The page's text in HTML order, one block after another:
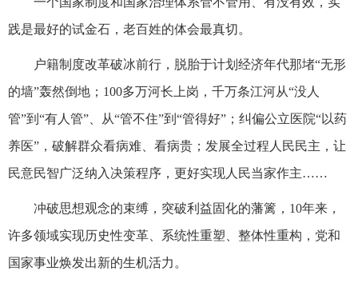
践是最好的试金石，老百姓的体会最真切。
户籍制度改革破冰前行，脱胎于计划经济年代那堵“无形
的墙”轰然倒地；100多万河长上岗，千万条江河从“没人
管”到“有人管”、从“管不住”到“管得好”；纠偏公立医院“以药
养医”，破解群众看病难、看病贵；发展全过程人民民主，让
民意民智广泛纳入决策程序，更好实现人民当家作主……
冲破思想观念的束缚，突破利益固化的藩篱，10年来，
许多领域实现历史性变革、系统性重塑、整体性重构，党和
国家事业焕发出新的生机活力。